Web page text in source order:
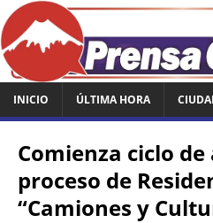
INICIO ÚLTIMA HORA
Comienza ciclo
proceso de
“Camiones y